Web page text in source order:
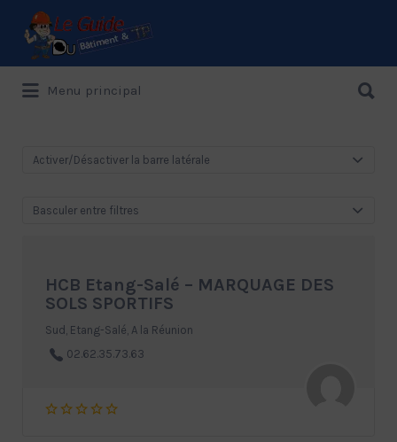
Le Guide de référence depuis 1995
Rechercher:
Menu principal
Activer/Désactiver la barre latérale
Basculer entre filtres
HCB Etang-Salé – MARQUAGE DES
SOLS SPORTIFS
Sud, Etang-Salé, A la Réunion
02.62.35.73.63